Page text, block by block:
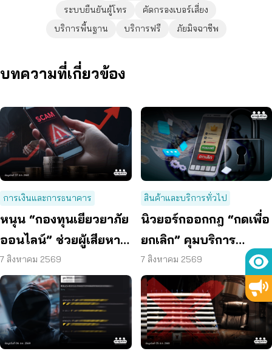
ระบบยืนยันผู้โทร
คัดกรองเบอร์เสี่ยง
บริการพื้นฐาน
บริการฟรี ภัยมิจฉาชีพ
บทความที่เกี่ยวข้อง
การเงินและการธนาคาร
หนุน “กองทุนเยียวยาภัย
ออนไลน์” ช่วยผู้เสียหาย
ตั้งหลักได้ รวดเร็ว ทัน
ท่วงที
7 สิงหาคม 2569
สินค้าและบริการทั่วไป
นิวยอร์กออกกฎ “กดเพื่อ
ยกเลิก” คุมบริการ
ออนไลน์ ต่ออายุสมาชิก
อัตโนมัติ
7 สิงหาคม 2569